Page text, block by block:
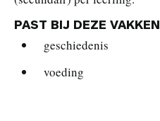
PAST BIJ DEZE VAKKEN
geschiedenis
voeding